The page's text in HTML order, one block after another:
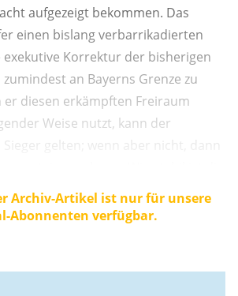
aufgezeigt bekommen. Das
einen bislang verbarrikadierten
Korrektur der bisherigen
an Bayerns Grenze zu
er diesen erkämpften Freiraum
Weise nutzt, kann der
Diese Koalition ist instabil. Bei
innenpolitischen Herausforderung –
Archiv-Artikel ist nur für unsere
Abonnenten verfügbar.